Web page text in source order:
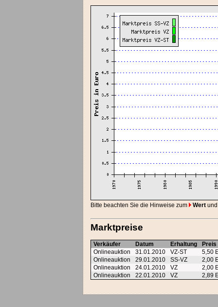
Bitte beachten Sie die Hinweise zum Wert
Marktpreise
Verkäufer Datum Erhaltung
Preis
Onlineauktion
31.01.2010 VZ-ST
5,50
Onlineauktion
29.01.2010 SS-VZ
2,00
Onlineauktion
24.01.2010 VZ
2,00
Onlineauktion
22.01.2010 VZ 2,89